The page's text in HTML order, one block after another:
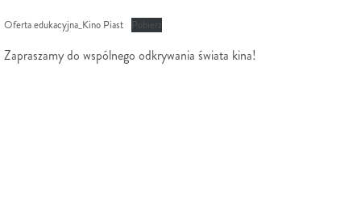
Oferta edukacyjna_Kino Piast Pobierz
Zapraszamy do wspólnego odkrywania świata kina!